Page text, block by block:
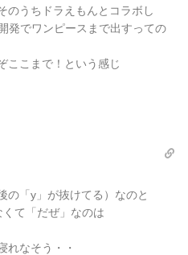
のうちドラえもんとコラボし
発でワンピースまで出すっての
ここまで！という感じ
の「y」が抜けてる）なのと
て「だぜ」なのは
れなそう・・